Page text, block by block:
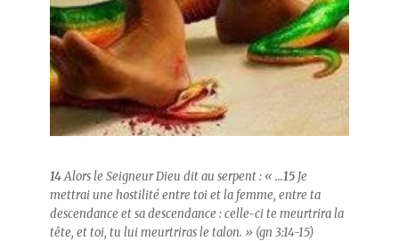
14Alors le Seigneur Dieu dit au serpent : « …15 Je
mettrai une hostilité entre toi et la femme, entre ta
descendance et sa descendance : celle-ci te meurtrira la
tête, et toi, tu lui meurtriras le talon. » (gn 3:14-15)